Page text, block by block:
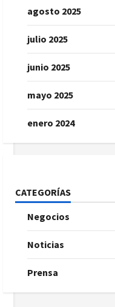
agosto 2025
julio 2025
junio 2025
mayo 2025
enero 2024
CATEGORÍAS
Negocios
Noticias
Prensa